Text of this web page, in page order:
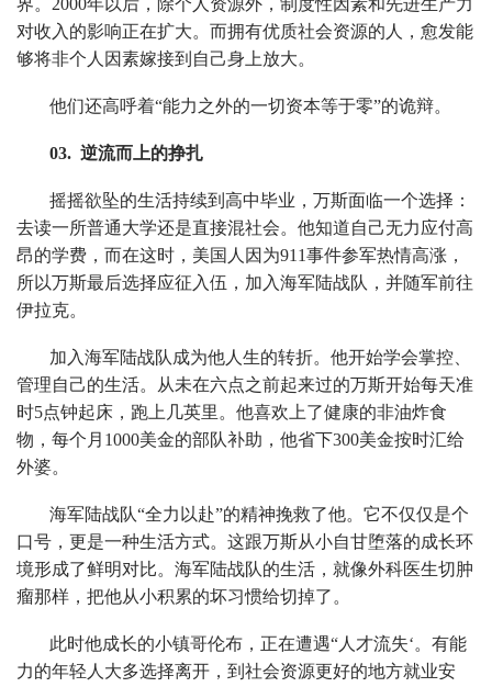
对收入的影响正在扩大。而拥有优质社会资源的人，愈发能
够将非个人因素嫁接到自己身上放大。
他们还高呼着“能力之外的一切资本等于零”的诡辩。
03. 逆流而上的挣扎
摇摇欲坠的生活持续到高中毕业，万斯面临一个选择：
去读一所普通大学还是直接混社会。他知道自己无力应付高
昂的学费，而在这时，美国人因为911事件参军热情高涨，
所以万斯最后选择应征入伍，加入海军陆战队，并随军前往
伊拉克。
加入海军陆战队成为他人生的转折。他开始学会掌控、
管理自己的生活。从未在六点之前起来过的万斯开始每天准
时5点钟起床，跑上几英里。他喜欢上了健康的非油炸食
物，每个月1000美金的部队补助，他省下300美金按时汇给
外婆。
海军陆战队“全力以赴”的精神挽救了他。它不仅仅是个
口号，更是一种生活方式。这跟万斯从小自甘堕落的成长环
境形成了鲜明对比。海军陆战队的生活，就像外科医生切肿
瘤那样，把他从小积累的坏习惯给切掉了。
此时他成长的小镇哥伦布，正在遭遇“人才流失‘。有能
力的年轻人大多选择离开，到社会资源更好的地方就业安